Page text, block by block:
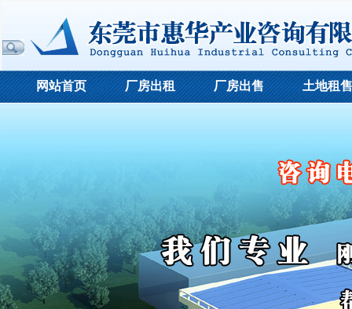
网站首页 厂房出租 厂房出售 土地租售